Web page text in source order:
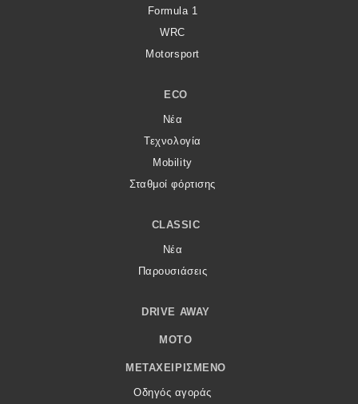
Formula 1
WRC
Motorsport
ECO
Νέα
Τεχνολογία
Mobility
Σταθμοί φόρτισης
CLASSIC
Νέα
Παρουσιάσεις
DRIVE AWAY
MOTO
ΜΕΤΑΧΕΙΡΙΣΜΈΝΟ
Οδηγός αγοράς